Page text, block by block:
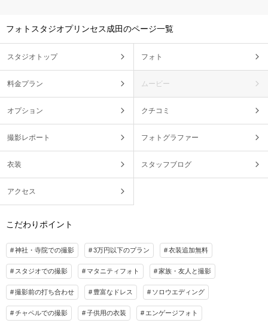
フォトスタジオプリンセス成田のページ一覧
スタジオトップ フォト
料金プラン ムービー
オプション クチコミ
撮影レポート フォトグラファー
衣装 スタッフブログ
アクセス
こだわりポイント
神社・寺院での撮影 3万円以下のプラン 衣装追加無料
スタジオでの撮影 マタニティフォト 家族・友人と撮影
撮影前の打ち合わせ 豊富なドレス ソロウエディング
チャペルでの撮影 子供用の衣装 エンゲージフォト